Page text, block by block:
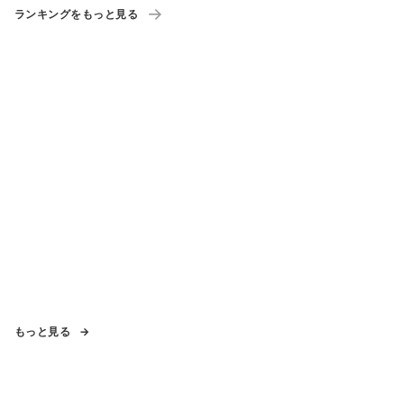
ランキングをもっと見る
もっと見る